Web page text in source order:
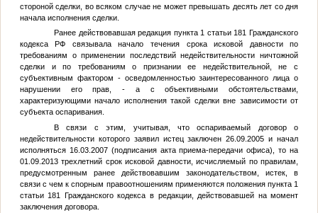
стороной сделки, во всяком случае не может превышать десять лет со дня
начала исполнения сделки.
Ранее действовавшая редакция пункта 1 статьи 181 Гражданского
кодекса РФ связывала начало течения срока исковой давности по
требованиям о применении последствий недействительности ничтожной
сделки и по требованиям о признании ее недействительной, не с
субъективным фактором - осведомленностью заинтересованного лица о
нарушении его прав, - а с объективными обстоятельствами,
характеризующими начало исполнения такой сделки вне зависимости от
субъекта оспаривания.
В связи с этим, учитывая, что оспариваемый договор о
недействительности которого заявил истец заключен 26.09.2005 и начал
исполняться 16.03.2007 (подписания акта приема-передачи офиса), то на
01.09.2013 трехлетний срок исковой давности, исчисляемый по правилам,
предусмотренным ранее действовавшим законодательством, истек, в
связи с чем к спорным правоотношениям применяются положения пункта 1
статьи 181 Гражданского кодекса в редакции, действовавшей на момент
заключения договора.